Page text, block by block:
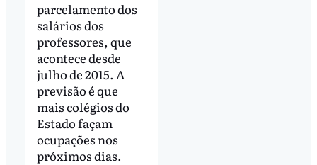
parcelamento dos
salários dos
professores, que
acontece desde
julho de 2015. A
previsão é que
mais colégios do
Estado façam
ocupações nos
próximos dias.